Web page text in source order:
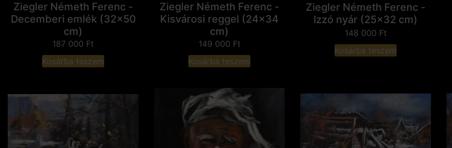
Ziegler Németh Ferenc -
Decemberi emlék (32x50
cm)
187 000 Ft
Kosárba teszem
Ziegler Németh Ferenc -
Kisvárosi reggel (24x34
cm)
149 000 Ft
Kosárba teszem
Ziegler Németh Ferenc -
Izzó nyár (25x32 cm)
148 000 Ft
Kosárba teszem